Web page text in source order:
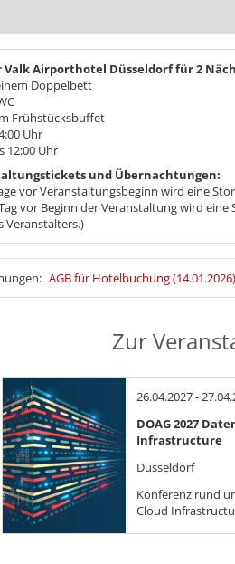
Valk Airporthotel Düsseldorf für 2
Doppelbett
Frühstücksbuffet
Uhr
12:00 Uhr
und Übernachtungen:
vor Veranstaltungsbeginn wird eine
vor Beginn der Veranstaltung wird
Veranstalters.)
AGB für Hotelbuchung (14.01.2026)
Zur
26.04.2027 -
DOAG 2027
Infrastructure
Düsseldorf
Konferenz rund
Cloud